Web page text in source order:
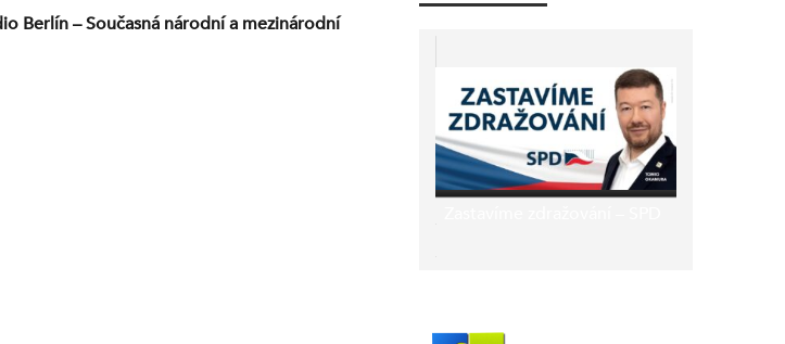
Berlín – Současná národní a mezinárodní